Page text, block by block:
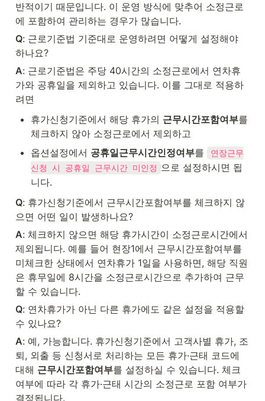
반적이기 때문입니다. 이 운영 방식에 맞추어 소정근로
에 포함하여 관리하는 경우가 많습니다.
Q: 근로기준법 기준대로 운영하려면 어떻게 설정해야
하나요?
A: 근로기준법은 주당 40시간의 소정근로에서 연차휴
가와 공휴일을 제외하고 있습니다. 이를 그대로 적용하
려면
휴가신청기준에서 해당 휴가의 근무시간포함여부를
체크하지 않아 소정근로에서 제외하고
옵션설정에서 공휴일근무시간인정여부를
연장근무
신청 시 공휴일 근무시간 미인정 으로 설정하시면 됩
니다.
Q: 휴가신청기준에서 근무시간포함여부를 체크하지 않
으면 어떤 일이 발생하나요?
A: 체크하지 않으면 해당 휴가시간이 소정근로시간에서
제외됩니다. 예를 들어 현장1에서 근무시간포함여부를
미체크한 상태에서 연차휴가 1일을 사용하면, 해당 직원
은 휴무일에 8시간을 소정근로시간으로 추가하여 근무
할 수 있습니다.
Q: 연차휴가가 아닌 다른 휴가에도 같은 설정을 적용할
수 있나요?
A: 예, 가능합니다. 휴가신청기준에서 고객사별 휴가, 조
퇴, 외출 등 신청서로 처리하는 모든 휴가·근태 코드에
대해 근무시간포함여부를 설정하실 수 있습니다. 체크
여부에 따라 각 휴가·근태 시간의 소정근로 포함 여부가
결정됩니다.